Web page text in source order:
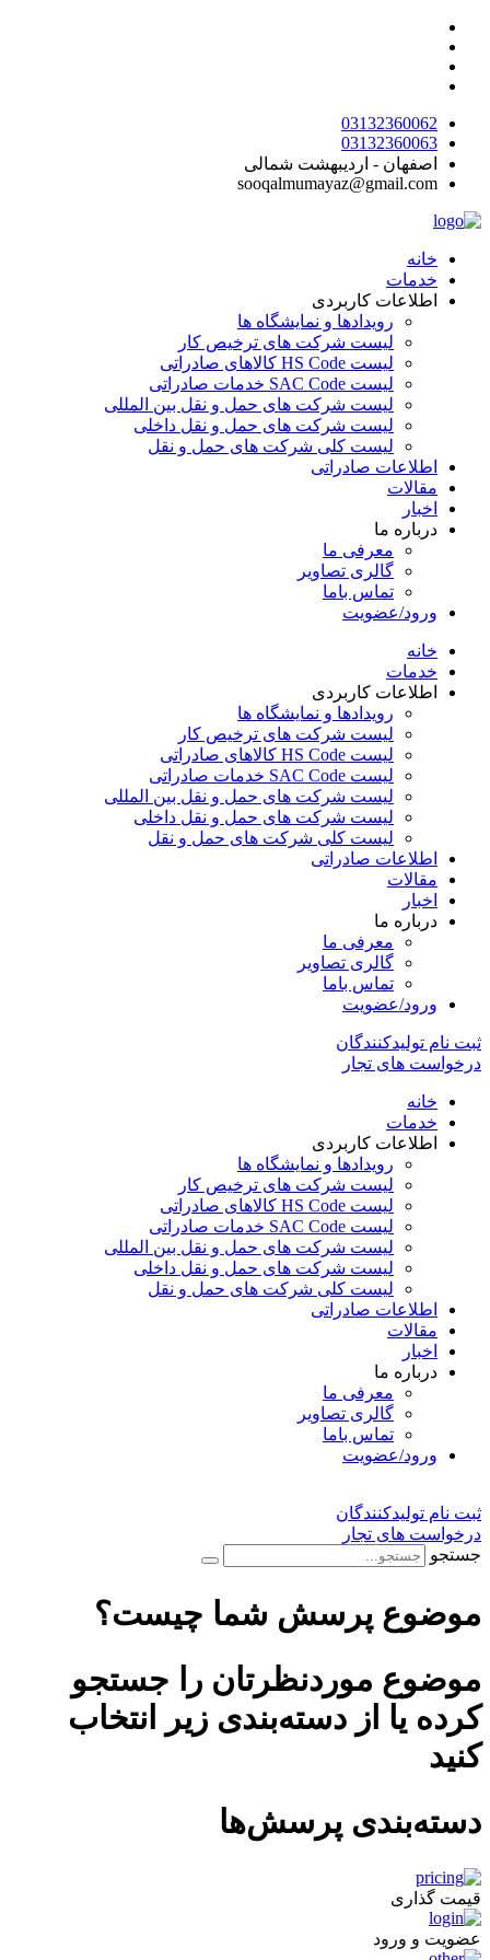
پرش
محتوا
03132360062
03132360063
اصفهان - اردیبهشت شمالی
sooqalmumayaz@gmail.com
خانه
خدمات
اطلاعات کاربردی
رویدادها و نمایشگاه ها
لیست شرکت های ترخیص کار
لیست HS Code کالاهای صادراتی
لیست SAC Code خدمات صادراتی
لیست شرکت های حمل و نقل بین المللی
لیست شرکت های حمل و نقل داخلی
لیست کلی شرکت های حمل و نقل
اطلاعات صادراتی
مقالات
اخبار
درباره ما
معرفی ما
گالری تصاویر
تماس باما
ورود/عضویت
خانه
خدمات
اطلاعات کاربردی
رویدادها و نمایشگاه ها
لیست شرکت های ترخیص کار
لیست HS Code کالاهای صادراتی
لیست SAC Code خدمات صادراتی
لیست شرکت های حمل و نقل بین المللی
لیست شرکت های حمل و نقل داخلی
لیست کلی شرکت های حمل و نقل
اطلاعات صادراتی
مقالات
اخبار
درباره ما
معرفی ما
گالری تصاویر
تماس باما
ورود/عضویت
ثبت نام تولیدکنندگان
درخواست های تجار
خانه
خدمات
اطلاعات کاربردی
رویدادها و نمایشگاه ها
لیست شرکت های ترخیص کار
لیست HS Code کالاهای صادراتی
لیست SAC Code خدمات صادراتی
لیست شرکت های حمل و نقل بین المللی
لیست شرکت های حمل و نقل داخلی
لیست کلی شرکت های حمل و نقل
اطلاعات صادراتی
مقالات
اخبار
درباره ما
معرفی ما
گالری تصاویر
تماس باما
ورود/عضویت
ثبت نام تولیدکنندگان
درخواست های تجار
جستجو
موضوع پرسش شما چیست؟
موضوع موردنظرتان را جستجو
کرده یا از دسته‌بندی زیر انتخاب
کنید
دسته‌بندی پرسش‌ها
قیمت گذاری
عضویت و ورود